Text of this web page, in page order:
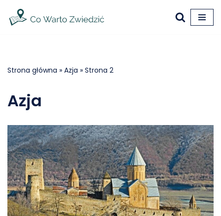
Przejdź
Strona główna » Azja » Strona 2
Azja